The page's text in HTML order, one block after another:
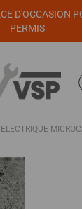
D'OCCASION
PERMIS